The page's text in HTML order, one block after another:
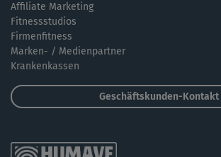
Affiliate Marketing
Fitnessstudios
Firmenfitness
Marken- / Medienpartner
Krankenkassen
Geschäftskunden-Kontakt